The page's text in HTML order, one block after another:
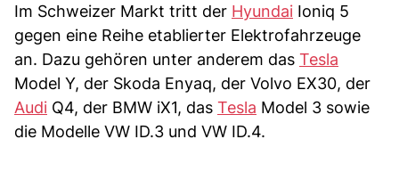
Im Schweizer Markt tritt der Hyundai Ioniq 5
gegen eine Reihe etablierter Elektrofahrzeuge
an. Dazu gehören unter anderem das Tesla
Model Y, der Skoda Enyaq, der Volvo EX30, der
Audi Q4, der BMW iX1, das Tesla Model 3 sowie
die Modelle VW ID.3 und VW ID.4.